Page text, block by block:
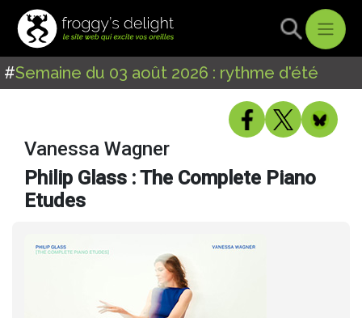
#Semaine du 03 août 2026 : rythme d'été
Vanessa Wagner
Philip Glass : The Complete Piano
Etudes